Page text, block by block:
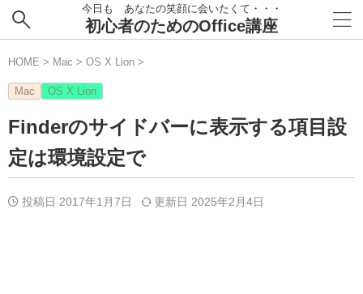
今日も あなたの笑顔に会いたくて・・・
初心者のためのOffice講座
HOME > Mac > OS X Lion >
Mac OS X Lion
Finderのサイドバーに表示する項目設
定は環境設定で
投稿日 2017年1月7日 更新日 2025年2月4日